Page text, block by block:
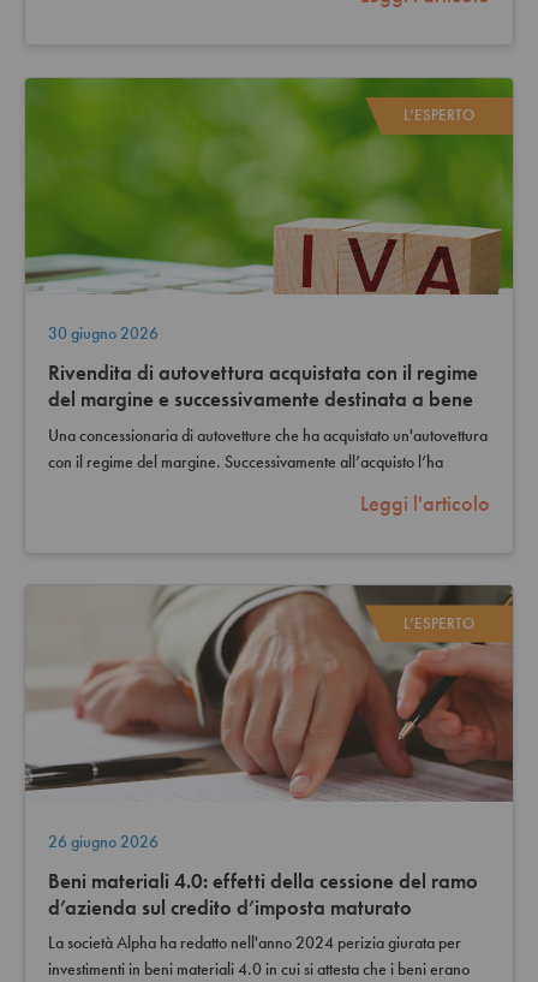
L’ESPERTO
30 giugno 2026
Rivendita di autovettura acquistata con il regime
del margine e successivamente destinata a bene
strumentale: quale regime IVA applicare
Una concessionaria di autovetture che ha acquistato un'autovettura
con il regime del margine. Successivamente all’acquisto l’ha
Leggi l'articolo
L’ESPERTO
26 giugno 2026
Beni materiali 4.0: effetti della cessione del ramo
d’azienda sul credito d’imposta maturato
La società Alpha ha redatto nell'anno 2024 perizia giurata per
investimenti in beni materiali 4.0 in cui si attesta che i beni erano